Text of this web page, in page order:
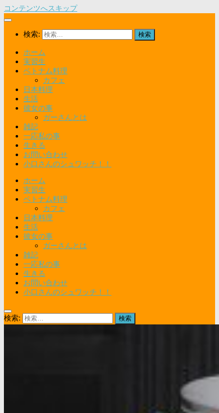
コンテンツへスキップ
検索:
ホーム
実習生
ベトナム料理
カフェ
日本料理
生活
彼女の事
ガーさんとは
雑記
一応私の事
生きる
お問い合わせ
小口さんのシュワッチ！！
ホーム
実習生
ベトナム料理
カフェ
日本料理
生活
彼女の事
ガーさんとは
雑記
一応私の事
生きる
お問い合わせ
小口さんのシュワッチ！！
検索: